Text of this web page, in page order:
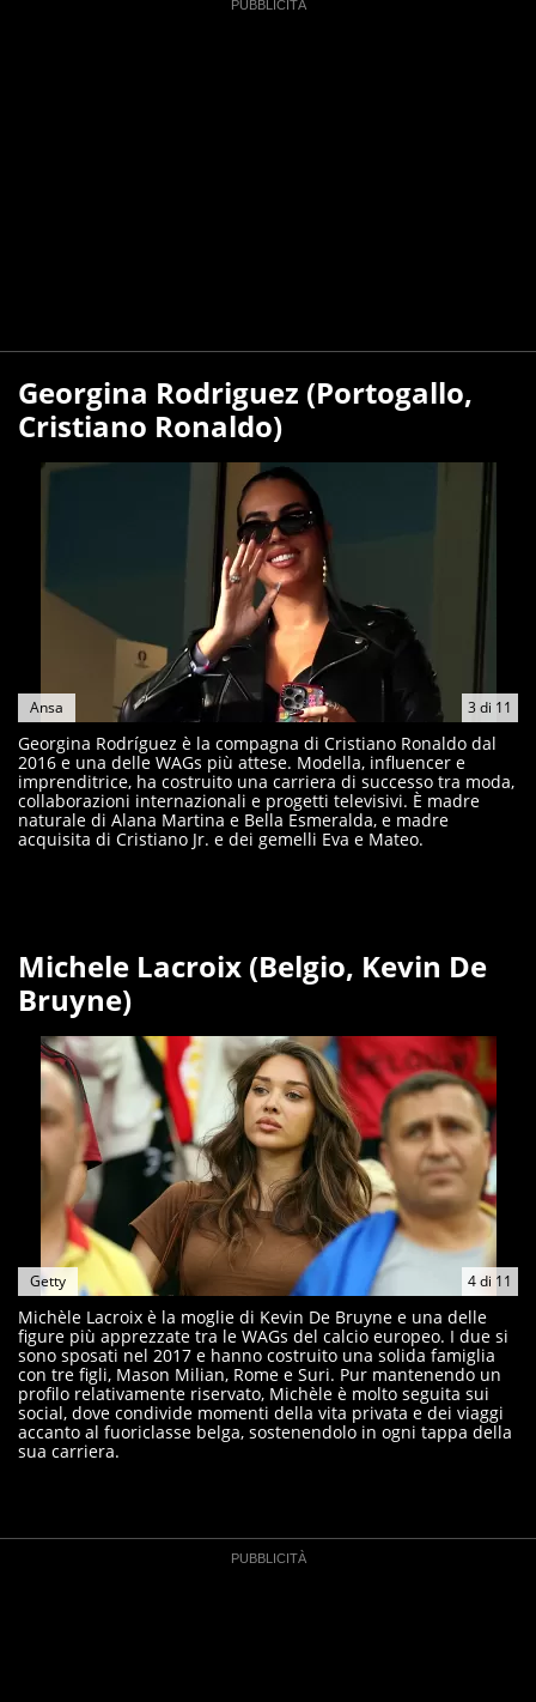
Georgina Rodriguez (Portogallo,
Cristiano Ronaldo)
3 di 11
Ansa
Georgina Rodríguez è la compagna di Cristiano Ronaldo dal
2016 e una delle WAGs più attese. Modella, influencer e
imprenditrice, ha costruito una carriera di successo tra moda,
collaborazioni internazionali e progetti televisivi. È madre
naturale di Alana Martina e Bella Esmeralda, e madre
acquisita di Cristiano Jr. e dei gemelli Eva e Mateo.
Michele Lacroix (Belgio, Kevin De
Bruyne)
4di 11
Getty
Michèle Lacroix è la moglie di Kevin De Bruyne e una delle
figure più apprezzate tra le WAGs del calcio europeo. I due si
sono sposati nel 2017 e hanno costruito una solida famiglia
con tre figli, Mason Milian, Rome e Suri. Pur mantenendo un
profilo relativamente riservato, Michèle è molto seguita sui
social, dove condivide momenti della vita privata e dei viaggi
accanto al fuoriclasse belga, sostenendolo in ogni tappa della
sua carriera.